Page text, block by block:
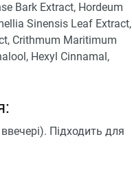
Bark Extract, Hordeum
Sinensis Leaf Extract,
Crithmum Maritimum
Hexyl Cinnamal,
Підходить для